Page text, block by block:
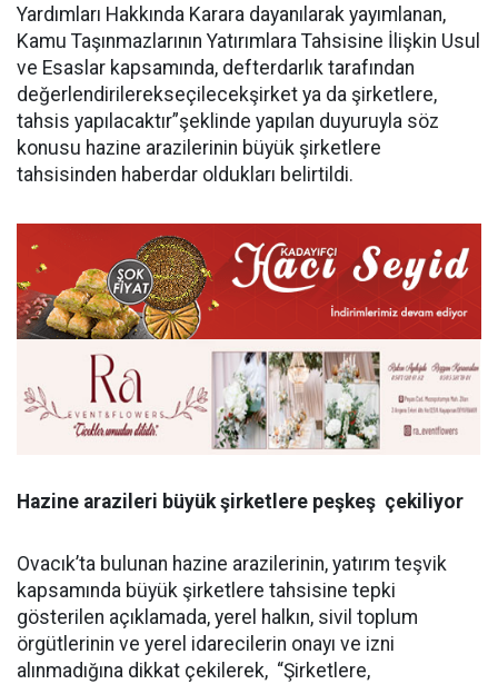
Yardımları Hakkında Karara dayanılarak yayımlanan,
Kamu Taşınmazlarının Yatırımlara Tahsisine İlişkin Usul
ve Esaslar kapsamında, defterdarlık tarafından
değerlendirilerekseçilecekşirket ya da şirketlere,
tahsis yapılacaktır”şeklinde yapılan duyuruyla söz
konusu hazine arazilerinin büyük şirketlere
tahsisinden haberdar oldukları belirtildi.
Hazine arazileri büyük şirketlere peşkeş çekiliyor
Ovacık’ta bulunan hazine arazilerinin, yatırım teşvik
kapsamında büyük şirketlere tahsisine tepki
gösterilen açıklamada, yerel halkın, sivil toplum
örgütlerinin ve yerel idarecilerin onayı ve izni
alınmadığına dikkat çekilerek, “Şirketlere,